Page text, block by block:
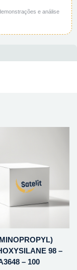
e análise
98 –
– 100